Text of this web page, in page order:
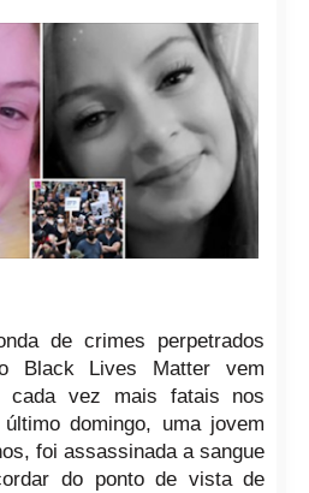
de crimes perpetrados
Black Lives Matter vem
cada vez mais fatais nos
domingo, uma jovem
foi assassinada a sangue
do ponto de vista de